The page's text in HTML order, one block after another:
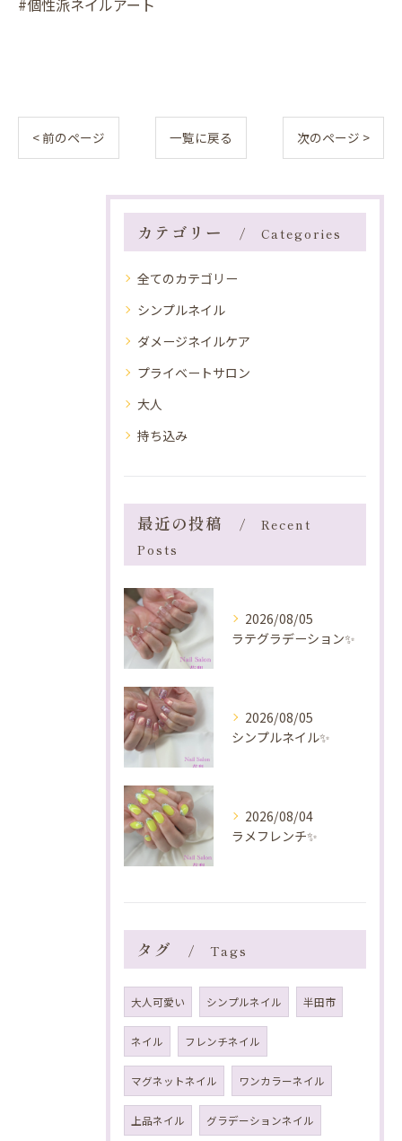
#個性派ネイルアート
< 前のページ 一覧に戻る 次のページ >
カテゴリー Categories
全てのカテゴリー
シンプルネイル
ダメージネイルケア
プライベートサロン
大人
持ち込み
最近の投稿
Recent
Posts
2026/08/05
ラテグラデーション✨️
2026/08/05
シンプルネイル✨️
2026/08/04
ラメフレンチ✨️
タグ Tags
大人可愛い シンプルネイル 半田市
ネイル フレンチネイル
マグネットネイル ワンカラーネイル
上品ネイル グラデーションネイル